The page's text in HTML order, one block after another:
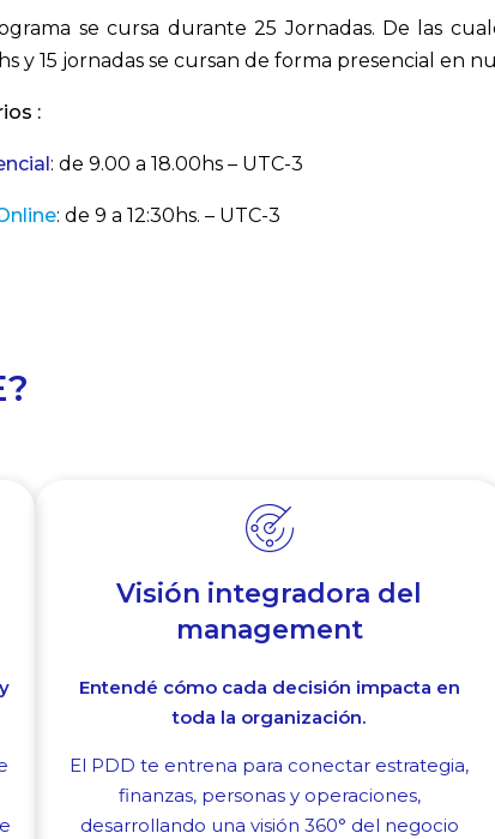
se cursa durante 25 Jornadas. De las
y 15 jornadas se cursan de forma presencial en
:
: de 9.00 a 18.00hs – UTC-3
: de 9 a 12:30hs. – UTC-3
Visión integradora del
management
Entendé cómo cada decisión impacta en
toda la organización.
El PDD te entrena para conectar estrategia,
finanzas, personas y operaciones,
desarrollando una visión 360° del negocio